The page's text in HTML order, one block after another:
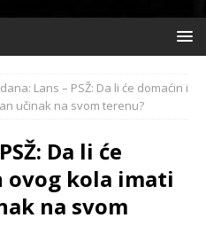
Lans – PSŽ: Da li će domaćin i
učinak na svom terenu?
Da li će
ovog kola imati
na svom